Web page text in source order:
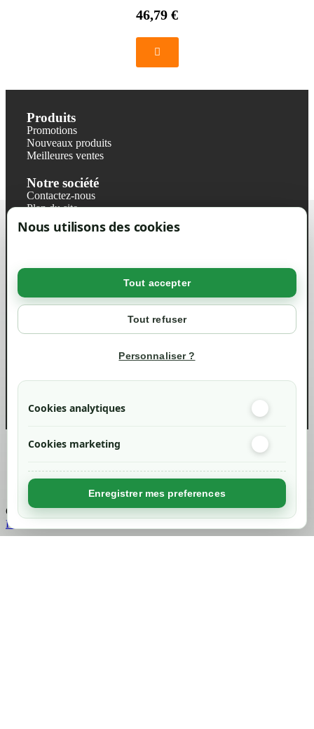
Nous utilisons des cookies
Tout accepter
Tout refuser
Personnaliser ?
Cookies analytiques
Cookies marketing
Enregistrer mes preferences
46,79 €
Produits
Promotions
Nouveaux produits
Meilleures ventes
Notre société
Contactez-nous
Plan du site
Magasin
Mentions légales
Politique de confidentialité RGPD
Votre compte
info@green-tech-shop.com
Created byNageoconcept
Chargement...
Retour en haut